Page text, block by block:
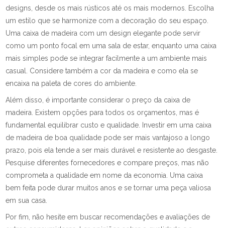
designs, desde os mais rústicos até os mais modernos. Escolha
um estilo que se harmonize com a decoração do seu espaço.
Uma caixa de madeira com um design elegante pode servir
como um ponto focal em uma sala de estar, enquanto uma caixa
mais simples pode se integrar facilmente a um ambiente mais
casual. Considere também a cor da madeira e como ela se
encaixa na paleta de cores do ambiente.
Além disso, é importante considerar o preço da caixa de
madeira. Existem opções para todos os orçamentos, mas é
fundamental equilibrar custo e qualidade. Investir em uma caixa
de madeira de boa qualidade pode ser mais vantajoso a longo
prazo, pois ela tende a ser mais durável e resistente ao desgaste.
Pesquise diferentes fornecedores e compare preços, mas não
comprometa a qualidade em nome da economia. Uma caixa
bem feita pode durar muitos anos e se tornar uma peça valiosa
em sua casa.
Por fim, não hesite em buscar recomendações e avaliações de